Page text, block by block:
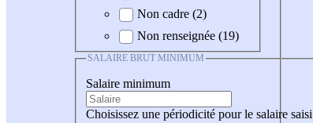
Non cadre (2)
Non renseignée (19)
SALAIRE BRUT MINIMUM
Salaire minimum
Choisissez une périodicité pour le salaire saisi